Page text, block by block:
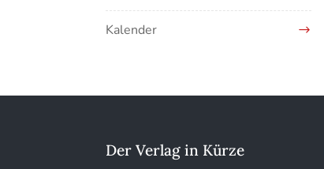
Kunstführer Sch
Kunstführer W
Kalender
Der Verlag in Kürze